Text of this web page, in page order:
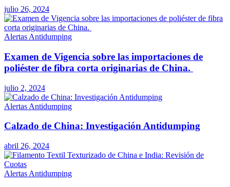
julio 26, 2024
Alertas Antidumping
Examen de Vigencia sobre las importaciones de
poliéster de fibra corta originarias de China.
julio 2, 2024
Alertas Antidumping
Calzado de China: Investigación Antidumping
abril 26, 2024
Alertas Antidumping